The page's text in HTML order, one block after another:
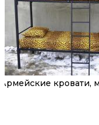
Армейские кровати,